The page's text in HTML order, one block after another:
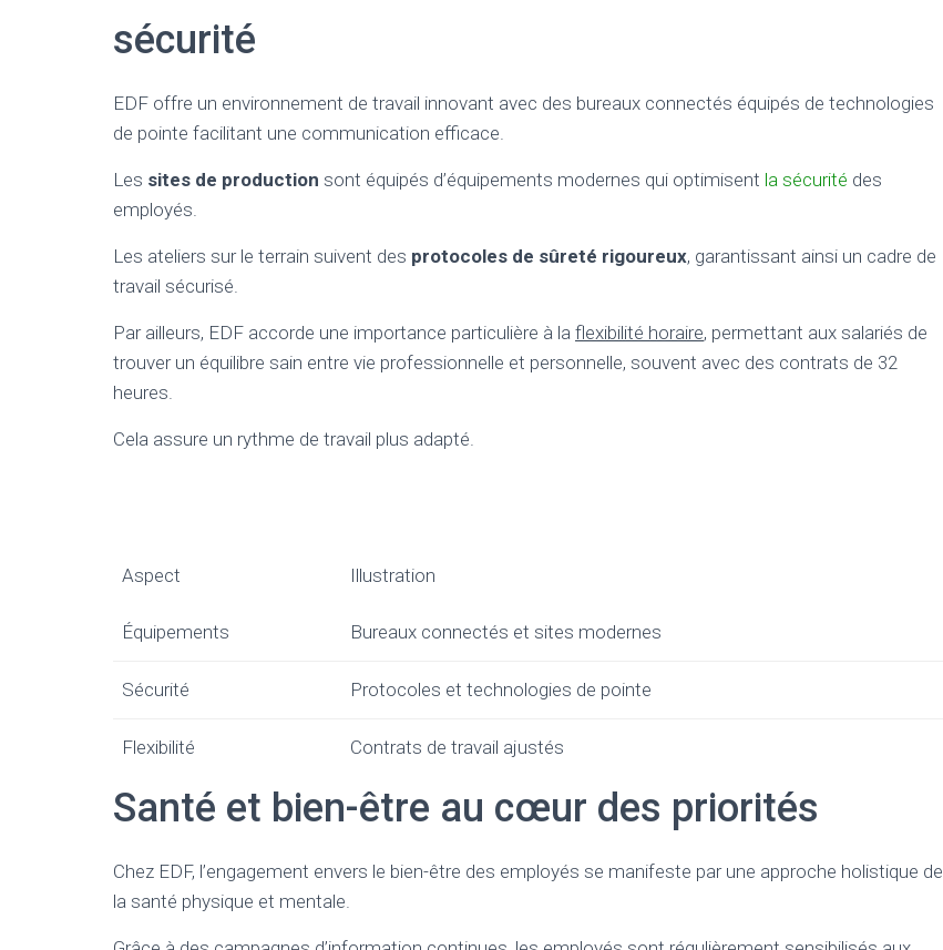
sécurité
EDF offre un environnement de travail innovant avec des bureaux connectés équipés de technologies
de pointe facilitant une communication efficace.
Les sites de production sont équipés d’équipements modernes qui optimisent la sécurité des
employés.
Les ateliers sur le terrain suivent des protocoles de sûreté rigoureux, garantissant ainsi un cadre de
travail sécurisé.
Par ailleurs, EDF accorde une importance particulière à la flexibilité horaire, permettant aux salariés de
trouver un équilibre sain entre vie professionnelle et personnelle, souvent avec des contrats de 32
heures.
Cela assure un rythme de travail plus adapté.
Aspect Illustration
Équipements Bureaux connectés et sites modernes
Sécurité Protocoles et technologies de pointe
Flexibilité Contrats de travail ajustés
Santé et bien-être au cœur des priorités
Chez EDF, l’engagement envers le bien-être des employés se manifeste par une approche holistique de
la santé physique et mentale.